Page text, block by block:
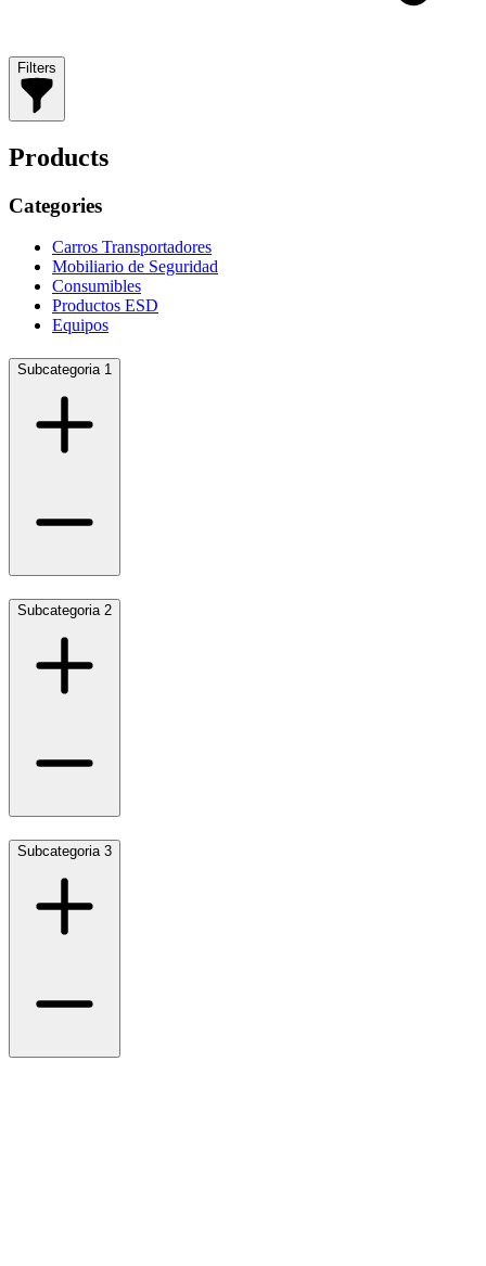
Filters
Products
Categories
Carros Transportadores
Mobiliario de Seguridad
Consumibles
Productos ESD
Equipos
Subcategoria 1
Subcategoria 2
Subcategoria 3